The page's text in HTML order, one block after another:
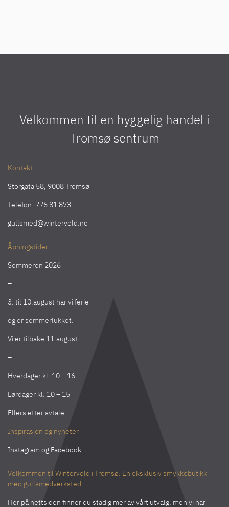
Velkommen til en hyggelig handel i
Tromsø sentrum
Kontakt
Storgata 58, 9008 Tromsø
Telefon: 776 81 873
gullsmed@wintervold.no
Åpningstider
Sommeren 2026
–
3. til 10.august har vi ferie
og er sommerlukket.
Vi er tilbake 11.august.
–
Hverdager kl. 10 – 16
Lørdager kl. 10 – 15
Ellers etter avtale
Inspirasjon og nyheter
Instagram og Facebook
Velkommen til Wintervold i Tromsø. En eksklusiv smykkebutikk
med gullsmedverksted.
Her på nettsiden finner du stadig mer av vårt utvalg, men vi har